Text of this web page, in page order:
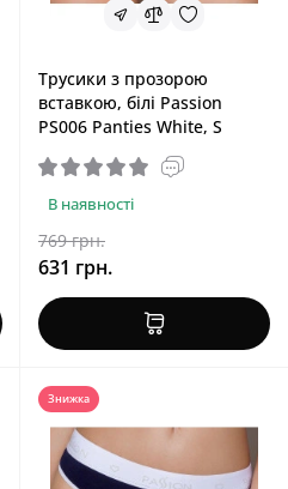
Трусики з прозорою
вставкою, білі Passion
PS006 Panties White, S
В наявності
769 грн.
631 грн.
Знижка